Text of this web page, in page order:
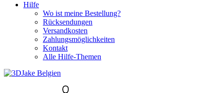
Hilfe
Wo ist meine Bestellung?
Rücksendungen
Versandkosten
Zahlungsmöglichkeiten
Kontakt
Alle Hilfe-Themen